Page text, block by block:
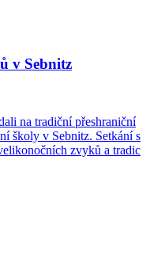
v Sebnitz
na tradiční přeshraniční
školy v Sebnitz. Setkání s
zvyků a tradic